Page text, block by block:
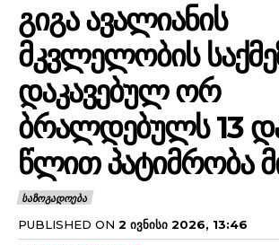
ᲒᲘᲒᲐ ᲐᲕᲐᲚᲘᲐᲜᲘᲡ
ᲛᲙᲕᲚᲔᲚᲝᲑᲘᲡ
ᲓᲐᲙᲐᲕᲔᲑᲣᲚ ᲝᲠ
ᲑᲠᲐᲚᲓᲔᲑᲣᲚᲡ 13
ᲬᲚᲘᲗ ᲞᲐᲢᲘᲛᲠᲝᲑᲐ
ᲡᲐᲖᲝᲒᲐᲓᲝᲔᲑᲐ
PUBLISHED ON 2 ᲘᲕᲜᲘᲡᲘ 2026, 13:46